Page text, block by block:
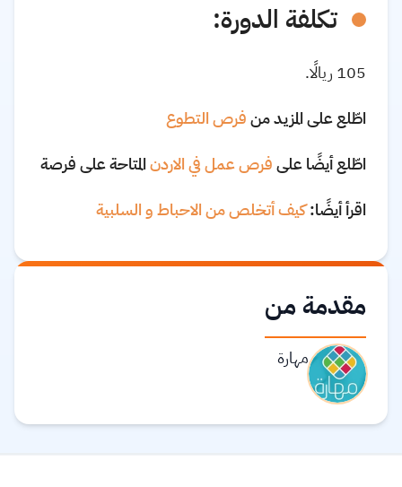
تكلفة الدورة:
105 ريالًا.
اطّلع على المزيد منفرص التطوع
اطّلع أيضًا علىفرص عمل في الاردنالمتاحة على فرصة
اقرأ أيضًا:كيف أتخلص من الاحباط و السلبية
مقدمة من
مهارة